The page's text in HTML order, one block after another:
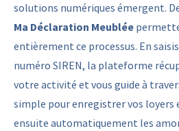
solutions numériques émergent.
Ma Déclaration Meublée
entièrement ce processus. En
numéro SIREN, la plateforme
votre activité et vous guide à
simple pour enregistrer vos loyers
ensuite automatiquement les